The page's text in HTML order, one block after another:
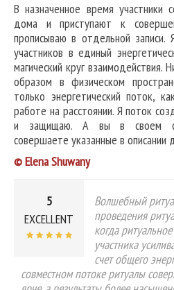
В назначенное время участники
дома и приступают к
прописываю в отдельной
участников в единый
магический круг взаимодействия.
образом в физическом
только энергетический поток,
работе на расстоянии. Я поток
и защищаю. А вы в своем
совершаете указанные в описании
© Elena Shuwany
5
EXCELLENT
Волшебный
проведения
когда
участника
счет общего
совместном потоке ритуалы